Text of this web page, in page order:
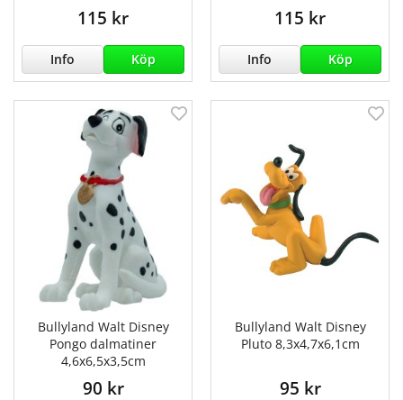
115 kr
Info Köp
115 kr
Info Köp
Bullyland Walt Disney
Pongo dalmatiner
4,6x6,5x3,5cm
90 kr
Bullyland Walt Disney
Pluto 8,3x4,7x6,1cm
95 kr